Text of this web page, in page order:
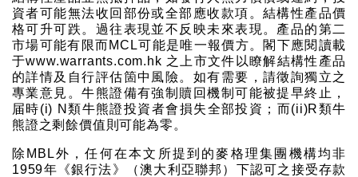
資者可能無法收回部份或全部應收款項。結構性產品價
格可升可跌。過往表現並不反映未來表現。產品的第二
市場可能有限而MCL可能是唯一報價方。閣下應閱讀載
于www.warrants.com.hk 之上市文件以瞭解結構性產品
的詳情及自行評估箇中風險。如有需要，請徵詢獨立之
專業意見。牛熊證備有強制贖回機制可能被提早終止，
届時(i) N類牛熊證投資者會損失全部投資；而(ii)R類牛
熊證之剩餘價值則可能為零。
除MBL外，任何在本文所提到的麥格理集團機構均非
1959年《銀行法》（澳大利亞聯邦）下認可之接受存款